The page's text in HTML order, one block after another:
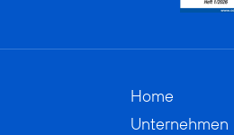
Home
Unternehmen